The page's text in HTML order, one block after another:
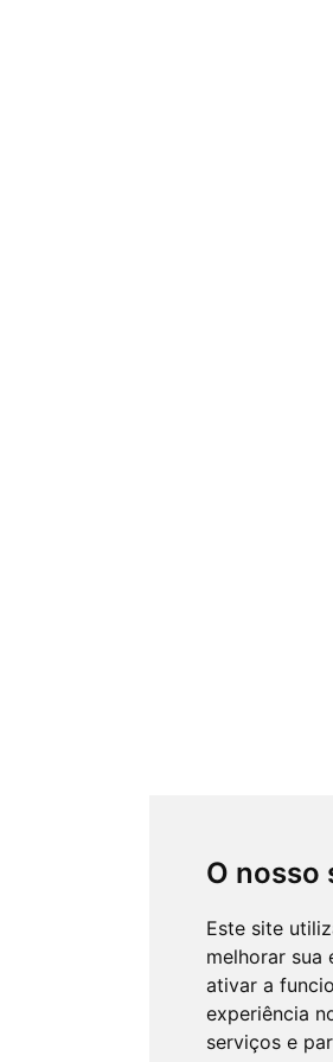
O nosso
Este site
melhorar sua
ativar a
experiência
serviços e